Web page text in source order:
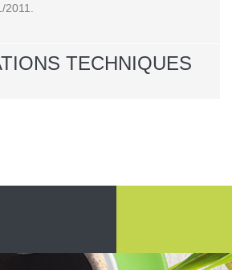
TECHNIQUES